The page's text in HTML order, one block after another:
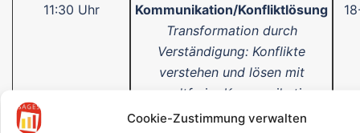
Cookie-Zustimmung verwalten
11:30 Uhr
Kommunikation/Konfliktlösung
Transformation durch
Verständigung: Konflikte
verstehen und lösen mit
gewaltfreier Kommunikation
Abschluss oder Neuanfang?